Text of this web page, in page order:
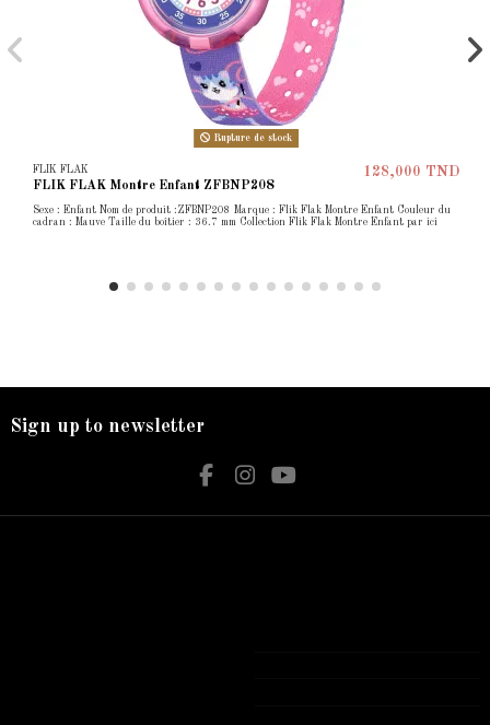
Rupture de stock
FLIK FLAK
FLIK FLAK Montre Enfant ZFBNP208
128,000 TND
Sexe : Enfant Nom de produit :ZFBNP208 Marque : Flik Flak Montre Enfant Couleur du
cadran : Mauve Taille du boîtier : 36.7 mm Collection Flik Flak Montre Enfant par ici
Sign up to newsletter